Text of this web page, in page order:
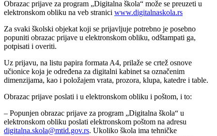
Obrazac prijave za program „Digitalna škola“ može se preuzeti u
elektronskom obliku na veb stranici www.digitalnaskola.rs
Za svaki školski objekat koji se prijavljuje potrebno je posebno
popuniti obrazac prijave u elektronskom obliku, odštampati ga,
potpisati i overiti.
Uz prijavu, na listu papira formata A4, prilaže se crtež osnove
učionice koja je određena za digitalni kabinet sa označenim
dimenzijama, kao i položajem vrata, prozora, klupa, katedre i table.
Obrazac prijave poslati i u elektronskom obliku i poštom, i to:
– Popunjen obrazac prijave za program „Digitalna škola“ u
elektronskom obliku poslati elektronskom poštom na adresu
digitalna.skola@mtid.gov.rs. Ukoliko škola ima tehničke